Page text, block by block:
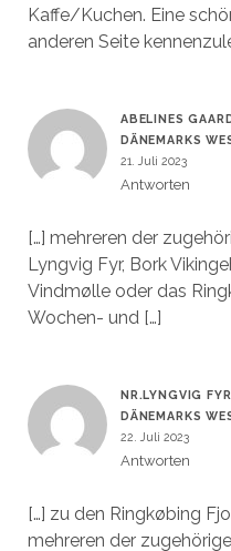
Kaffe/Kuchen. Eine
anderen Seite
ABELINES
DÄNEMARKS
21. Juli 2023
Antworten
[…] mehreren der
Lyngvig Fyr, Bork
Vindmølle oder das
Wochen- und […]
NR.LYNGVIG
DÄNEMARKS
22. Juli 2023
Antworten
[…] zu den Ringkøbing
mehreren der